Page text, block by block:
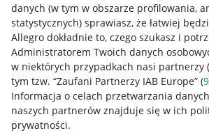
danych (w tym w obszarze profilowania,
statystycznych) sprawiasz, że łatwiej
Allegro dokładnie to, czego szukasz i
Administratorem Twoich danych
w niektórych przypadkach nasi partnerzy (
tym tzw. “Zaufani Partnerzy IAB Europe” (9
Informacja o celach przetwarzania
naszych partnerów znajduje się w ich
prywatności.
Przydatne informacje
Jak to działa
Napisz do nas